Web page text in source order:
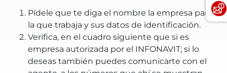
Pídele que te diga el nombre la empresa para
la que trabaja y sus datos de identificación.
Verifica, en el cuadro siguiente que si es
empresa autorizada por el INFONAVIT; si lo
deseas también puedes comunicarte con el